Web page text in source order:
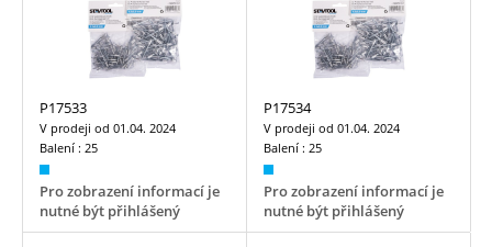
P17533
V prodeji od 01.04. 2024
Balení : 25
Pro zobrazení informací je
nutné být přihlášený
P17534
V prodeji od 01.04. 2024
Balení : 25
Pro zobrazení informací je
nutné být přihlášený